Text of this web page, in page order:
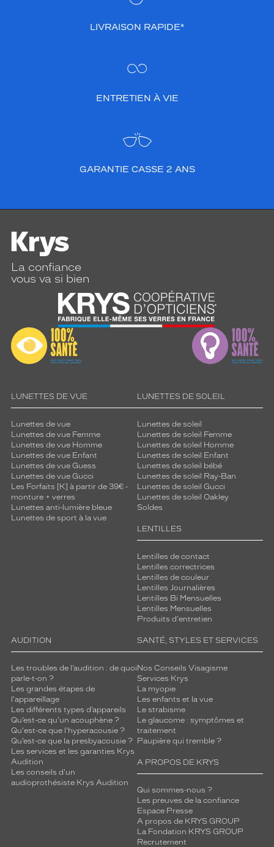
LIVRAISON RAPIDE*
ENTRETIEN À VIE
GARANTIE CASSE 2 ANS
La confiance
vous va si bien
LUNETTES DE VUE
Lunettes de vue
Lunettes de vue Femme
Lunettes de vue Homme
Lunettes de vue Enfant
Lunettes de vue Guess
Lunettes de vue Gucci
Les Forfaits [K] à partir de 39€ -
monture + verres
Lunettes anti-lumière bleue
Lunettes de sport à la vue
LUNETTES DE SOLEIL
Lunettes de soleil
Lunettes de soleil Femme
Lunettes de soleil Homme
Lunettes de soleil Enfant
Lunettes de soleil bébé
Lunettes de soleil Ray-Ban
Lunettes de soleil Gucci
Lunettes de soleil Oakley
Soldes
LENTILLES
Lentilles de contact
Lentilles correctrices
Lentilles de couleur
Lentilles Journalières
Lentilles Bi Mensuelles
Lentilles Mensuelles
Produits d'entretien
AUDITION
Les troubles de l’audition : de quoi
parle-t-on ?
Les grandes étapes de
l'appareillage
Les différents types d’appareils
Qu’est-ce qu'un acouphène ?
Qu'est-ce que l'hyperacousie ?
Qu’est-ce que la presbyacousie ?
Les services et les garanties Krys
Audition
Les conseils d'un
audioprothésiste Krys Audition
SANTÉ, STYLES ET SERVICES
Nos Conseils Visagisme
Services Krys
La myopie
Les enfants et la vue
Le strabisme
Le glaucome : symptômes et
traitement
Paupière qui tremble ?
A PROPOS DE KRYS
Qui sommes-nous ?
Les preuves de la confiance
Espace Presse
A propos de KRYS GROUP
La Fondation KRYS GROUP
Recrutement